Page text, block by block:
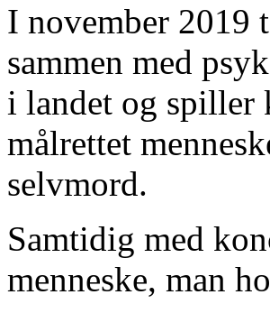
I november 2019
sammen med
i landet og spiller
målrettet
selvmord.
Samtidig med
menneske, man